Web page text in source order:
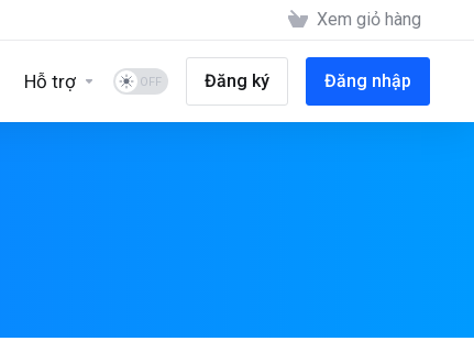
Xem giỏ hàng
Hỗ trợ Đăng ký Đăng nhập